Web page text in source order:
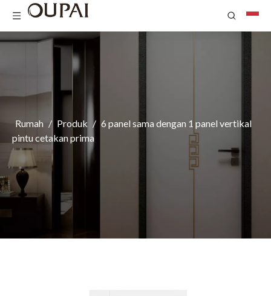
Rumah / Produk / 6 panel sama dengan 1 panel vertikal
pintu cetakan prima